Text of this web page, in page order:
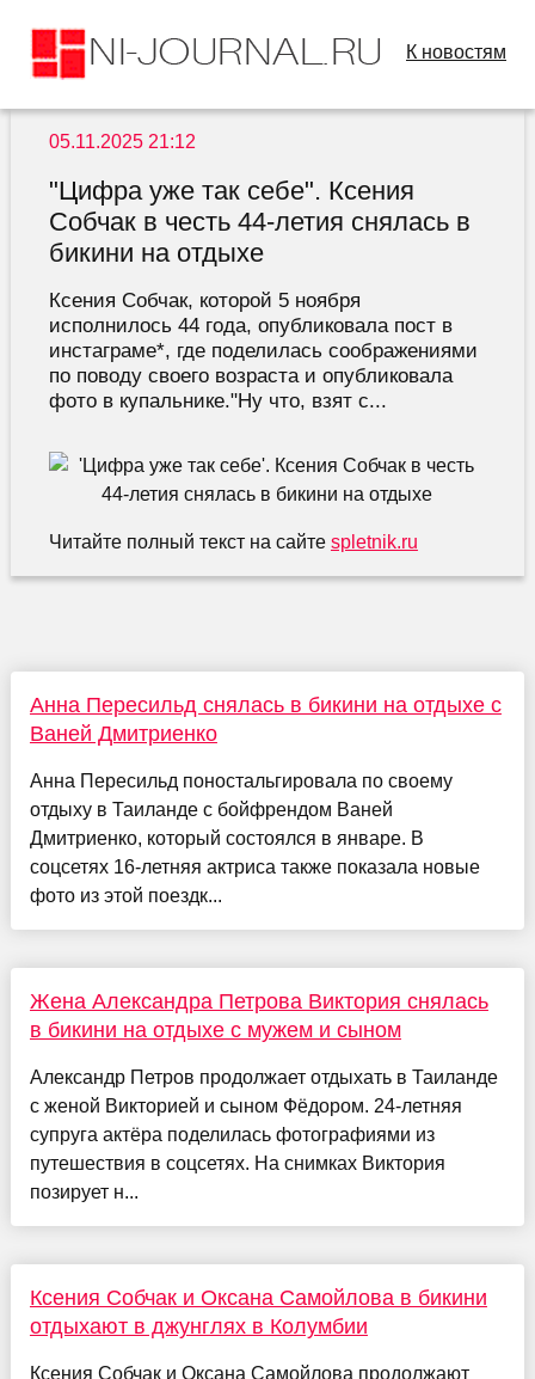
К новостям
05.11.2025 21:12
"Цифра уже так себе". Ксения
Собчак в честь 44-летия снялась в
бикини на отдыхе
Ксения Собчак, которой 5 ноября
исполнилось 44 года, опубликовала пост в
инстаграме*, где поделилась соображениями
по поводу своего возраста и опубликовала
фото в купальнике."Ну что, взят с...
Читайте полный текст на сайте spletnik.ru
Анна Пересильд снялась в бикини на отдыхе с
Ваней Дмитриенко
Анна Пересильд поностальгировала по своему
отдыху в Таиланде с бойфрендом Ваней
Дмитриенко, который состоялся в январе. В
соцсетях 16-летняя актриса также показала новые
фото из этой поездк...
Жена Александра Петрова Виктория снялась
в бикини на отдыхе с мужем и сыном
Александр Петров продолжает отдыхать в Таиланде
с женой Викторией и сыном Фёдором. 24-летняя
супруга актёра поделилась фотографиями из
путешествия в соцсетях. На снимках Виктория
позирует н...
Ксения Собчак и Оксана Самойлова в бикини
отдыхают в джунглях в Колумбии
Ксения Собчак и Оксана Самойлова продолжают